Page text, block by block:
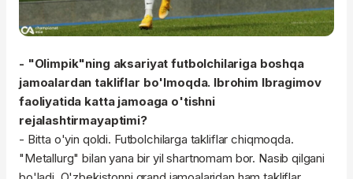
- "Olimpik"ning aksariyat futbolchilariga boshqa
jamoalardan takliflar bo'lmoqda. Ibrohim Ibragimov
faoliyatida katta jamoaga o'tishni
rejalashtirmayaptimi?
- Bitta o'yin qoldi. Futbolchilarga takliflar chiqmoqda.
"Metallurg" bilan yana bir yil shartnomam bor. Nasib qilgani